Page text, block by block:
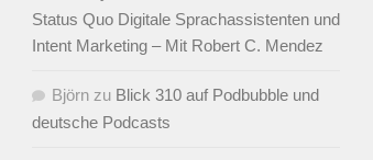
Status Quo Digitale Sprachassistenten und
Intent Marketing – Mit Robert C. Mendez
Björn zu Blick 310 auf Podbubble und
deutsche Podcasts